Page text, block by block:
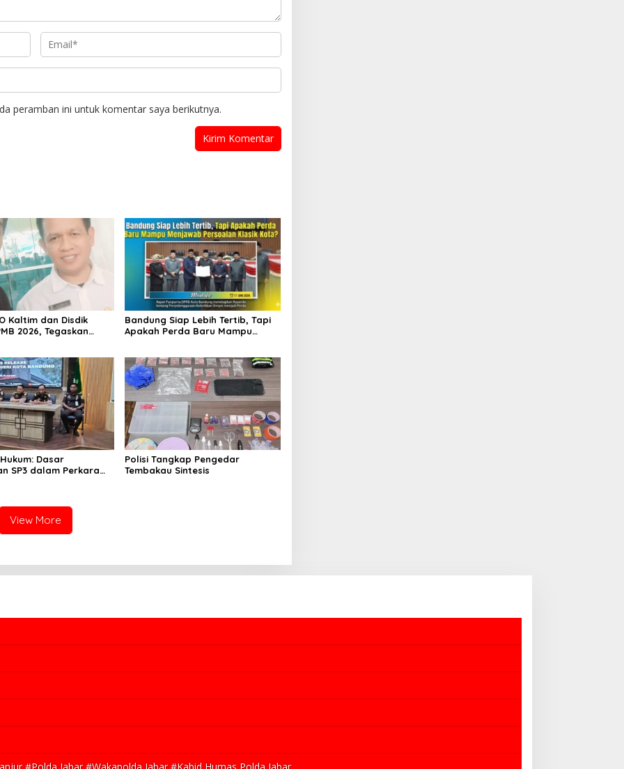
peramban ini untuk komentar saya berikutnya.
Kaltim dan Disdik
2026, Tegaskan
Bandung Siap Lebih Tertib, Tapi
Apakah Perda Baru Mampu
Dasar
SP3 dalam Perkara
Polisi Tangkap Pengedar
Tembakau Sintesis
View More